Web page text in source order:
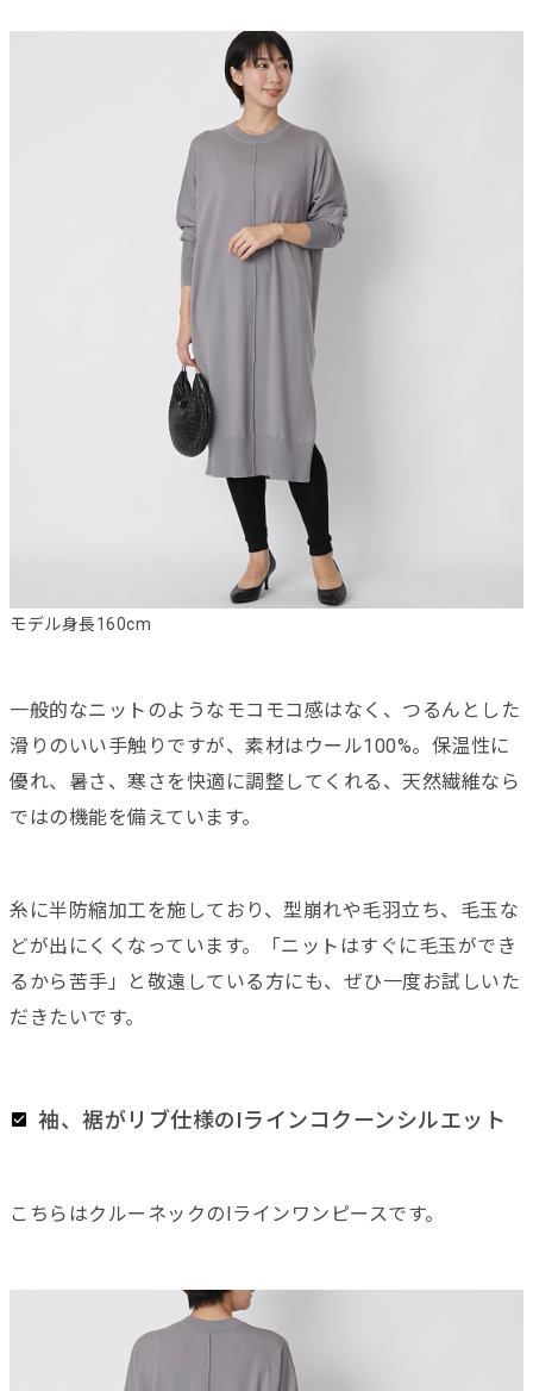
モデル身長160cm
一般的なニットのようなモコモコ感はなく、つるんとした
滑りのいい手触りですが、素材はウール100%。保温性に
優れ、暑さ、寒さを快適に調整してくれる、天然繊維なら
ではの機能を備えています。
糸に半防縮加工を施しており、型崩れや毛羽立ち、毛玉な
どが出にくくなっています。「ニットはすぐに毛玉ができ
るから苦手」と敬遠している方にも、ぜひ一度お試しいた
だきたいです。
袖、裾がリブ仕様のIラインコクーンシルエット
こちらはクルーネックのIラインワンピースです。